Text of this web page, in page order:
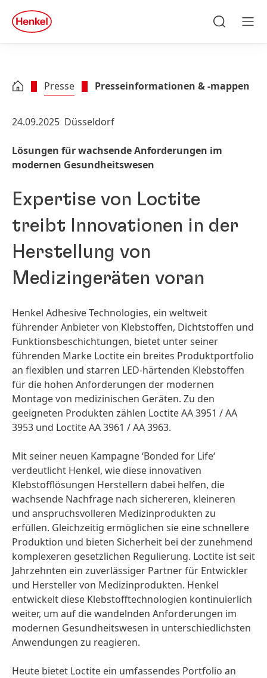
Zu Footer springen
quick
search
Presse Presseinformationen & -mappen
24.09.2025 Düsseldorf
Lösungen für wachsende Anforderungen im
modernen Gesundheitswesen
Expertise von Loctite
treibt Innovationen in der
Herstellung von
Medizingeräten voran
Henkel Adhesive Technologies, ein weltweit
führender Anbieter von Klebstoffen, Dichtstoffen und
Funktionsbeschichtungen, bietet unter seiner
führenden Marke Loctite ein breites Produktportfolio
an flexiblen und starren LED-härtenden Klebstoffen
für die hohen Anforderungen der modernen
Montage von medizinischen Geräten. Zu den
geeigneten Produkten zählen Loctite AA 3951 / AA
3953 und Loctite AA 3961 / AA 3963.
Mit seiner neuen Kampagne ‘Bonded for Life‘
verdeutlicht Henkel, wie diese innovativen
Klebstofflösungen Herstellern dabei helfen, die
wachsende Nachfrage nach sichereren, kleineren
und anspruchsvolleren Medizinprodukten zu
erfüllen. Gleichzeitig ermöglichen sie eine schnellere
Produktion und bieten Sicherheit bei der zunehmend
komplexeren gesetzlichen Regulierung. Loctite ist seit
Jahrzehnten ein zuverlässiger Partner für Entwickler
und Hersteller von Medizinprodukten. Henkel
entwickelt diese Klebstofftechnologien kontinuierlich
weiter, um auf die wandelnden Anforderungen im
modernen Gesundheitswesen in unterschiedlichsten
Anwendungen zu reagieren.
Heute bietet Loctite ein umfassendes Portfolio an